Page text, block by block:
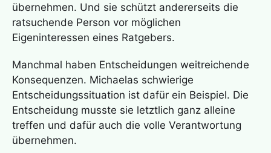
übernehmen. Und sie schützt andererseits die
ratsuchende Person vor möglichen
Eigeninteressen eines Ratgebers.
Manchmal haben Entscheidungen weitreichende
Konsequenzen. Michaelas schwierige
Entscheidungssituation ist dafür ein Beispiel. Die
Entscheidung musste sie letztlich ganz alleine
treffen und dafür auch die volle Verantwortung
übernehmen.